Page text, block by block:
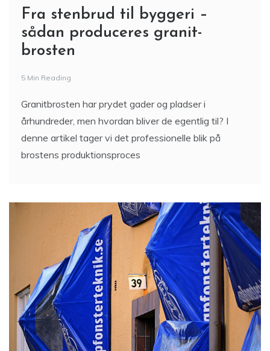
Fra stenbrud til byggeri –
sådan produceres granit-
brosten
5 Min Reading
Granitbrosten har prydet gader og pladser i
århundreder, men hvordan bliver de egentlig til? I
denne artikel tager vi det professionelle blik på
brostens produktionsproces